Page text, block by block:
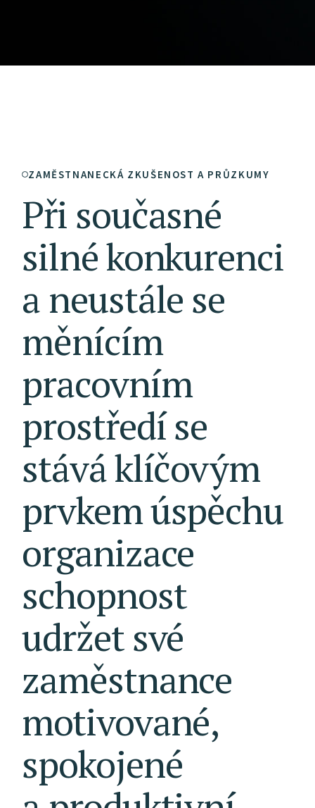
ZAMĚSTNANECKÁ ZKUŠENOST A PRŮZKUMY
Při současné
silnékonkurenci
a neustále se
měnícím
pracovním
prostředíse
stáváklíčovým
prvkemúspěchu
organizace
schopnost
udržetsvé
zaměstnance
motivované,
spokojené